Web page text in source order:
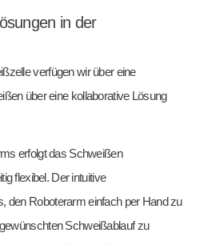
in der
verfügen wir über eine
über eine kollaborative Lösung
erfolgt das Schweißen
flexibel. Der intuitive
den Roboterarm einfach per Hand zu
Schweißablauf zu